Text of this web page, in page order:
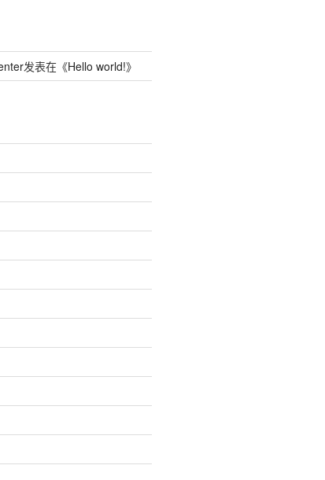
发表在《Hello world!》